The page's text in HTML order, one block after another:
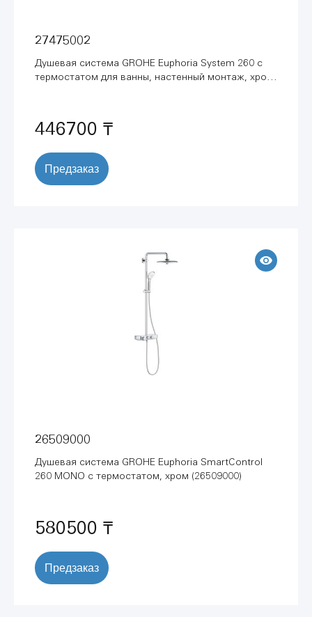
27475002
Душевая система GROHE Euphoria System 260 с
термостатом для ванны, настенный монтаж, хром
446700 ₸
Предзаказ
26509000
Душевая система GROHE Euphoria SmartControl
260 MONO с термостатом, хром (26509000)
580500 ₸
Предзаказ